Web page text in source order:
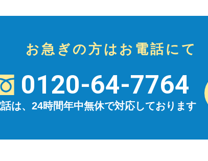
お急ぎの方はお電話にて
0120-64-7764
は、24時間年中無休で対応しております